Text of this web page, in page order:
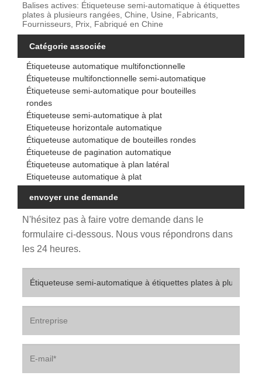
Balises actives: Étiqueteuse semi-automatique à étiquettes
plates à plusieurs rangées, Chine, Usine, Fabricants,
Fournisseurs, Prix, Fabriqué en Chine
Catégorie associée
Étiqueteuse automatique multifonctionnelle
Étiqueteuse multifonctionnelle semi-automatique
Étiqueteuse semi-automatique pour bouteilles
rondes
Étiqueteuse semi-automatique à plat
Etiqueteuse horizontale automatique
Étiqueteuse automatique de bouteilles rondes
Étiqueteuse de pagination automatique
Étiqueteuse automatique à plan latéral
Etiqueteuse automatique à plat
envoyer une demande
N'hésitez pas à faire votre demande dans le
formulaire ci-dessous. Nous vous répondrons dans
les 24 heures.